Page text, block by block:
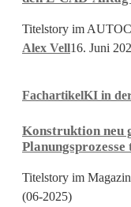
den
verändert
Titelstory im
Alex Vell16. Juni
neu
Wie
Planungsprozesse
transformiert
FachartikelKI in
Konstruktion neu
Titelstory im
(06-2025)